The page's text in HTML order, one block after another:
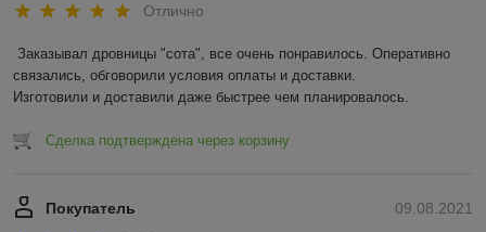
Отлично
Заказывал дровницы "сота", все очень понравилось. Оперативно
связались, обговорили условия оплаты и доставки.
Изготовили и доставили даже быстрее чем планировалось.
Сделка подтверждена через корзину
09.08.2021
Покупатель